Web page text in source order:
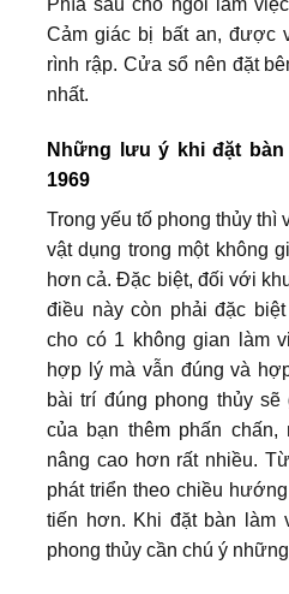
Phía sau chỗ ngồi làm
Cảm giác bị bất an, được
rình rập. Cửa sổ nên đặt
nhất.
Những lưu ý khi đặt
1969
Trong yếu tố phong thủy thì
vật dụng trong một không
hơn cả. Đặc biệt, đối với
điều này còn phải đặc
cho có 1 không gian làm
hợp lý mà vẫn đúng và
bài trí đúng phong thủy
của bạn thêm phấn
nâng cao hơn rất nhiều.
phát triển theo chiều
tiến hơn. Khi đặt bàn làm
phong thủy cần chú ý